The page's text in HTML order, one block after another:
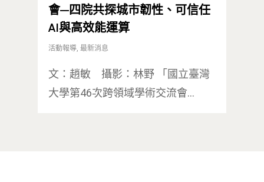
會—四院共探城市韌性、可信任
AI與高效能運算
活動報導, 最新消息
文：趙敏 攝影：林野 「國立臺灣
大學第46次跨領域學術交流會…